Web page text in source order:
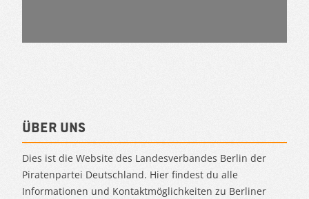
Über uns
Dies ist die Website des Landesverbandes Berlin der
Piratenpartei Deutschland. Hier findest du alle
Informationen und Kontaktmöglichkeiten zu Berliner